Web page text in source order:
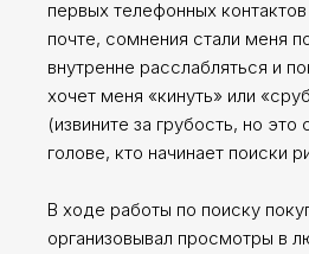
первых телефонных
почте, сомнения стали меня
внутренне расслабляться и
хочет меня «кинуть» или
(извините за грубость, но это
голове, кто начинает поиски
В ходе работы по поиску
организовывал просмотры в